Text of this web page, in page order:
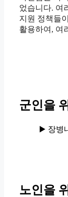
었습니다. 여
지원 정책들
활용하여, 여
군인을
▶️ 장병
노인을